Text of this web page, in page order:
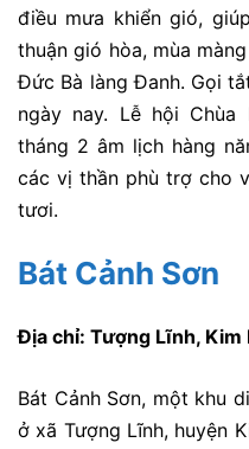
điều mưa khiển gió,
thuận gió hòa, mùa
Đức Bà làng Đanh. Gọi
ngày nay. Lễ hội
tháng 2 âm lịch hàng
các vị thần phù trợ cho
tươi.
Bát Cảnh Sơn
Địa chỉ: Tượng Lĩnh, Kim
Bát Cảnh Sơn, một khu
ở xã Tượng Lĩnh, huyện